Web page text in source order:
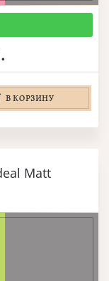
В КОРЗИНУ
Matt